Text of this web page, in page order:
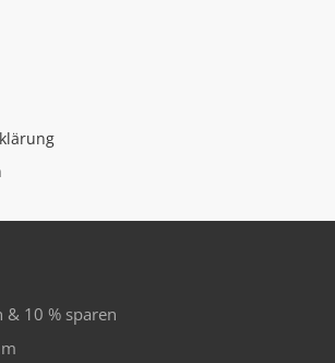
& 10 % sparen